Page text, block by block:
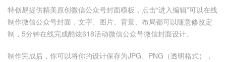
特创易提供精美原创微信公众号封面模板，点击“进入编辑”可以在线
制作微信公众号封面，文字、图片、背景、布局都可以随意修改定
制，5分钟在线完成酷炫618活动微信公众号微信封面设计。
制作完成后，你可以将你的设计保存为JPG、PNG（透明格式），